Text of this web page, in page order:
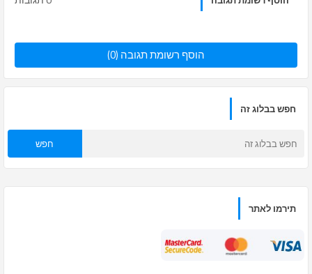
הוסף רשומת תגובה (0)
חפש בבלוג זה
תירמו לאתר